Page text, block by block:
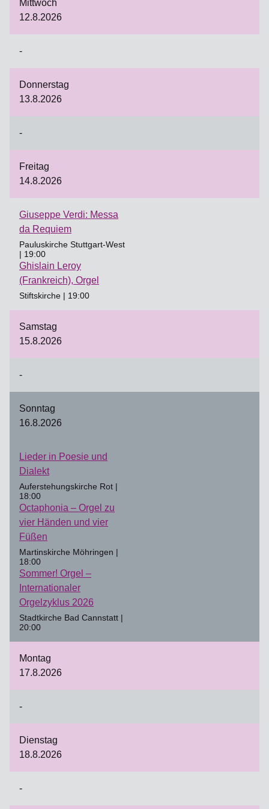
Mittwoch
12.8.2026
-
Donnerstag
13.8.2026
-
Freitag
14.8.2026
Giuseppe Verdi: Messa
da Requiem
Pauluskirche Stuttgart-West
| 19:00
Ghislain Leroy
(Frankreich), Orgel
Stiftskirche | 19:00
Samstag
15.8.2026
-
Sonntag
16.8.2026
Lieder in Poesie und
Dialekt
Auferstehungskirche Rot |
18:00
Octaphonia – Orgel zu
vier Händen und vier
Füßen
Martinskirche Möhringen |
18:00
Sommer! Orgel –
Internationaler
Orgelzyklus 2026
Stadtkirche Bad Cannstatt |
20:00
Montag
17.8.2026
-
Dienstag
18.8.2026
-